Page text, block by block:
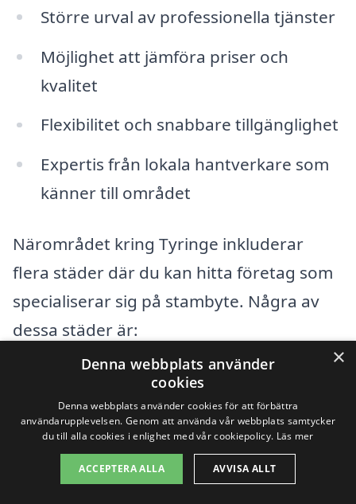
Större urval av professionella tjänster
Möjlighet att jämföra priser och
kvalitet
Flexibilitet och snabbare tillgänglighet
Expertis från lokala hantverkare som
känner till området
Närområdet kring Tyringe inkluderar
flera städer där du kan hitta företag som
specialiserar sig på stambyte. Några av
dessa städer är:
Kvidinge
Skånes Fagerhult
×
Denna webbplats använder
cookies
Denna webbplats använder cookies för att förbättra
användarupplevelsen. Genom att använda vår webbplats samtycker
du till alla cookies i enlighet med vår cookiepolicy. Läs mer
ACCEPTERA ALLA AVVISA ALLT